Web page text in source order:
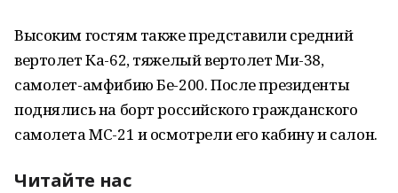
Высоким гостям также представили средний
вертолет Ка-62, тяжелый вертолет Ми-38,
самолет-амфибию Бе-200. После президенты
поднялись на борт российского гражданского
самолета МС-21 и осмотрели его кабину и салон.
Читайте нас